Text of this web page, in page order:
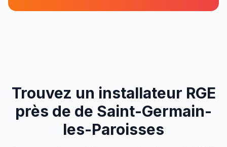
Trouvez un installateur RGE
près de de Saint-Germain-
les-Paroisses